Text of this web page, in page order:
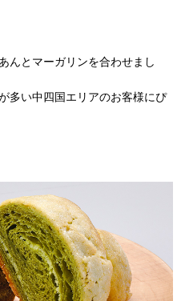
んとマーガリンを合わせまし
多い中四国エリアのお客様にぴ